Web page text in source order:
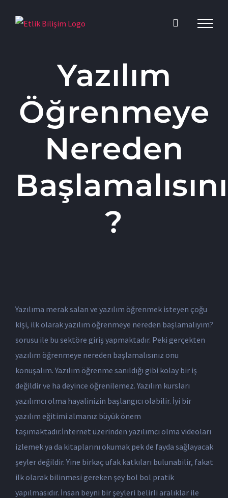
Yazılım
Öğrenmeye
Nereden
?
Yazılıma merak salan ve yazılım öğrenmek isteyen çoğu
kişi, ilk olarak yazılım öğrenmeye nereden başlamalıyım?
sorusu ile bu sektöre giriş yapmaktadır. Peki gerçekten
yazılım öğrenmeye nereden başlamalısınız onu
konuşalım. Yazılım öğrenme sanıldığı gibi kolay bir iş
değildir ve ha deyince öğrenilemez. Yazılım kursları
yazılımcı olma hayalinizin başlangıcı olabilir. İyi bir
yazılım eğitimi almanız büyük önem
taşımaktadır.İnternet üzerinden yazılımcı olma videoları
izlemek ya da kitaplarını okumak pek de fayda sağlayacak
şeyler değildir. Yine birkaç ufak katkıları bulunabilir, fakat
ilk olarak bilinmesi gereken şey bol bol pratik
yapılmasıdır. İnsan beyni bir şeyleri belirli aralıklar ile